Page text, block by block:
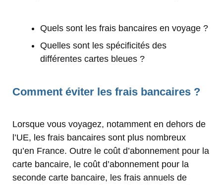
Quels sont les frais bancaires en voyage ?
Quelles sont les spécificités des
différentes cartes bleues ?
Comment éviter les frais bancaires ?
Lorsque vous voyagez, notamment en dehors de
l’UE, les frais bancaires sont plus nombreux
qu’en France. Outre le coût d’abonnement pour la
carte bancaire, le coût d’abonnement pour la
seconde carte bancaire, les frais annuels de